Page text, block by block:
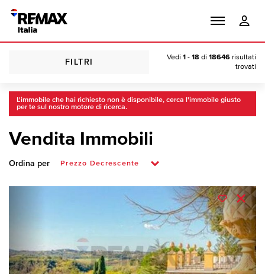
FILTRI
Vedi 1 - 18 di 18646 risultati
trovati
L'immobile che hai richiesto non è disponibile, cerca l'immobile giusto
per te sul nostro motore di ricerca.
Vendita Immobili
Ordina per